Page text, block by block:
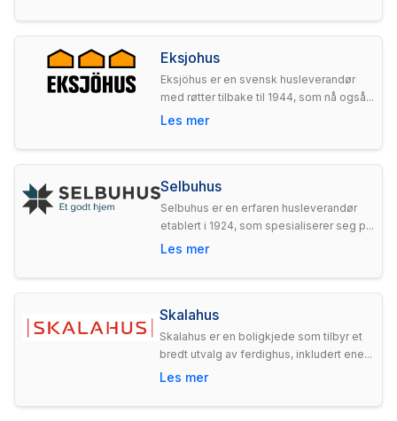
Eksjohus
Eksjöhus er en svensk husleverandør
med røtter tilbake til 1944, som nå også...
Les mer
Selbuhus
Selbuhus er en erfaren husleverandør
etablert i 1924, som spesialiserer seg p...
Les mer
Skalahus
Skalahus er en boligkjede som tilbyr et
bredt utvalg av ferdighus, inkludert ene...
Les mer